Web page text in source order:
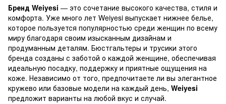
Бренд Weiyesi — это сочетание высокого качества, стиля и
комфорта. Уже много лет Weiyesi выпускает нижнее белье,
которое пользуется популярностью среди женщин по всему
миру благодаря своим изысканным дизайнам и
продуманным деталям. Бюстгальтеры и трусики этого
бренда созданы с заботой о каждой женщине, обеспечивая
идеальную посадку, поддержку и приятные ощущения на
коже. Независимо от того, предпочитаете ли вы элегантное
кружево или базовые модели на каждый день, Weiyesi
предложит варианты на любой вкус и случай.